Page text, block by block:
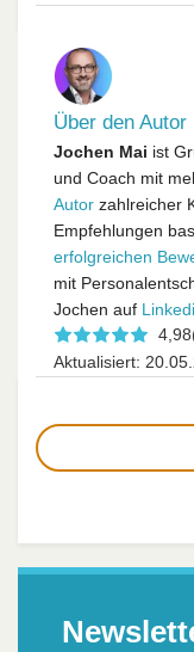
Über den Autor
Jochen Mai ist
und Coach mit
Autor zahlreicher
Empfehlungen
erfolgreichen
mit
Jochen auf
4,98
Aktualisiert: